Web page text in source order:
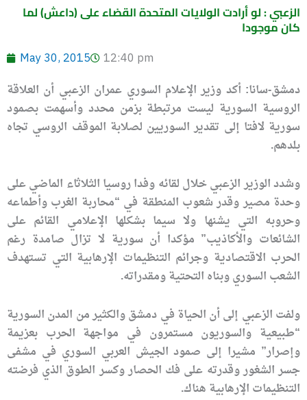
الزعبي : لو أرادت الولايات المتحدة القضاء على (داعش) لما
كان موجودا
May 30, 2015 12:40 pm
دمشق-سانا: أكد وزير الإعلام السوري عمران الزعبي أن العلاقة
الروسية السورية ليست مرتبطة بزمن محدد وأسهمت بصمود
سورية لافتا إلى تقدير السوريين لصلابة الموقف الروسي تجاه
بلدهم.
وشدد الوزير الزعبي خلال لقائه وفدا روسيا الثلاثاء الماضي على
وحدة مصير وقدر شعوب المنطقة في “محاربة الغرب وأطماعه
وحروبه التي يشنها ولا سيما بشكلها الإعلامي القائم على
الشائعات والأكاذيب” مؤكدا أن سورية لا تزال صامدة رغم
الحرب الاقتصادية وجرائم التنظيمات الإرهابية التي تستهدف
الشعب السوري وبناه التحتية ومقدراته.
ولفت الزعبي إلى أن الحياة في دمشق والكثير من المدن السورية
“طبيعية والسوريون مستمرون في مواجهة الحرب بعزيمة
وإصرار” مشيرا إلى صمود الجيش العربي السوري في مشفى
جسر الشغور وقدرته على فك الحصار وكسر الطوق الذي فرضته
التنظيمات الإرهابية هناك.